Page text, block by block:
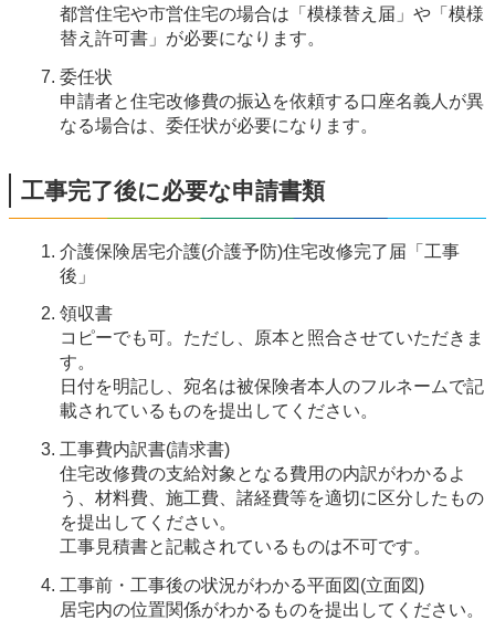
都営住宅や市営住宅の場合は「模様替え届」や「模様
替え許可書」が必要になります。
委任状
申請者と住宅改修費の振込を依頼する口座名義人が異
なる場合は、委任状が必要になります。
工事完了後に必要な申請書類
介護保険居宅介護(介護予防)住宅改修完了届「工事
後」
領収書
コピーでも可。ただし、原本と照合させていただきま
す。
日付を明記し、宛名は被保険者本人のフルネームで記
載されているものを提出してください。
工事費内訳書(請求書)
住宅改修費の支給対象となる費用の内訳がわかるよ
う、材料費、施工費、諸経費等を適切に区分したもの
を提出してください。
工事見積書と記載されているものは不可です。
工事前・工事後の状況がわかる平面図(立面図)
居宅内の位置関係がわかるものを提出してください。